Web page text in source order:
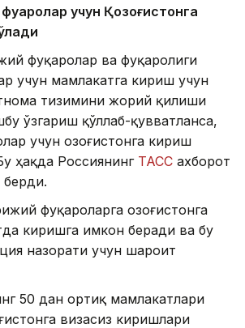
учун Қозоғистонга
фуқаролар ва фуқаролиги
учун мамлакатга кириш учун
тизимини жорий қилиши
ўзгариш қўллаб-қувватланса,
учун Қозоғистонга кириш
ҳақда Россиянинг ТАСС ахборот
берди.
фуқароларга Қозоғистонга
киришга имкон беради ва бу
назорати учун шароит
50 дан ортиқ мамлакатлари
визасиз киришлари